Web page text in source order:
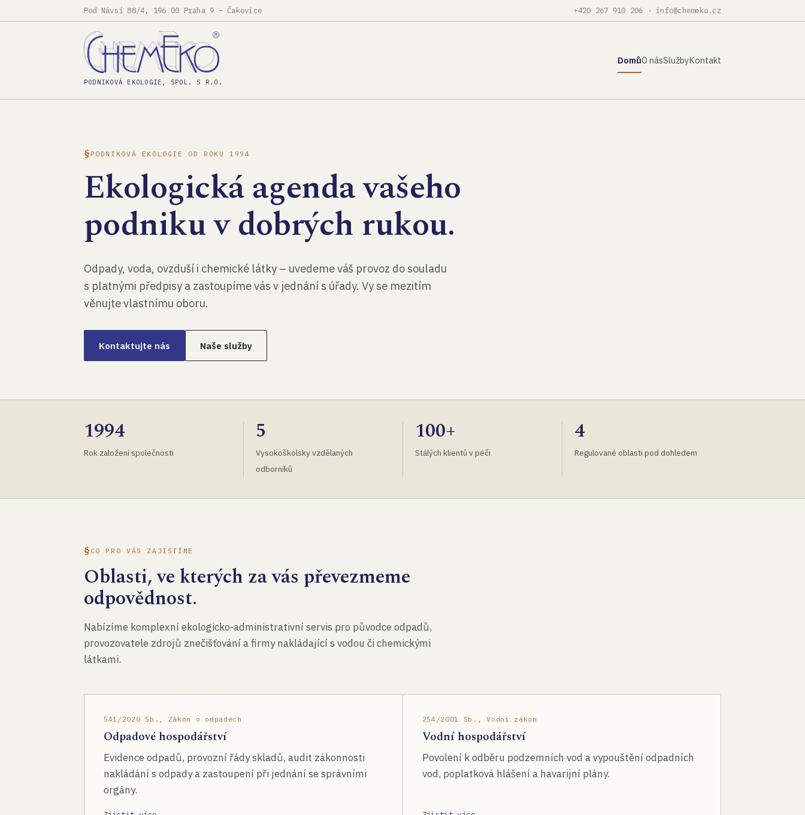
Pod Návsí 88/4, 196 00 Praha 9 – Čakovice +420 267 910 206 · info@chemeko.cz
PODNIKOVÁ EKOLOGIE, SPOL. S R.O.
DomůO násSlužbyKontakt
PODNIKOVÁ EKOLOGIE OD ROKU 1994
Ekologická agenda vašeho
podniku v dobrých rukou.
Odpady, voda, ovzduší i chemické látky – uvedeme váš provoz do souladu
s platnými předpisy a zastoupíme vás v jednání s úřady. Vy se mezitím
věnujte vlastnímu oboru.
Kontaktujte nás Naše služby
1994
Rok založení společnosti
5
Vysokoškolsky vzdělaných
odborníků
100+
Stálých klientů v péči
4
Regulované oblasti pod dohledem
CO PRO VÁS ZAJISTÍME
Oblasti, ve kterých za vás převezmeme
odpovědnost.
Nabízíme komplexní ekologicko-administrativní servis pro původce odpadů,
provozovatele zdrojů znečišťování a firmy nakládající s vodou či chemickými
látkami.
541/2020 Sb., Zákon o odpadech
Odpadové hospodářství
Evidence odpadů, provozní řády skladů, audit zákonnosti
nakládání s odpady a zastoupení při jednání se správními
orgány.
254/2001 Sb., Vodní zákon
Vodní hospodářství
Povolení k odběru podzemních vod a vypouštění odpadních
vod, poplatková hlášení a havarijní plány.